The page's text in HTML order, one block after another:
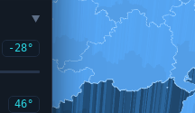
▶
-28°
46°